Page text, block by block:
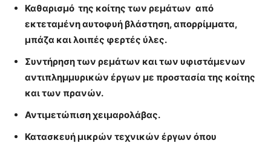
Καθαρισμό της κοίτης των ρεμάτων από
εκτεταμένη αυτοφυή βλάστηση, απορρίμματα,
μπάζα και λοιπές φερτές ύλες.
Συντήρηση των ρεμάτων και των υφιστάμενων
αντιπλημμυρικών έργων με προστασία της κοίτης
και των πρανών.
Αντιμετώπιση χειμαρολάβας.
Κατασκευή μικρών τεχνικών έργων όπου